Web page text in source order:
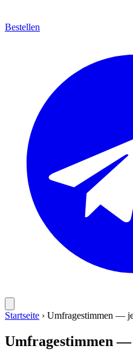
Bestellen
Startseite › Umfragestimmen —
Umfragestimmen